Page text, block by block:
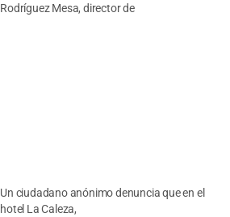
Rodríguez Mesa, director de
Un ciudadano anónimo denuncia que en el
hotel La Caleza,